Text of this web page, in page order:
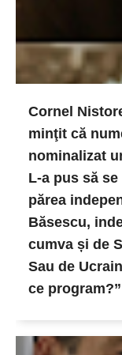
Cornel
minţit că
nominalizat
L-a pus să
părea
Băsescu,
cumva și de
Sau de
ce program?”